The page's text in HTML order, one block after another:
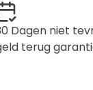
Dagen niet
terug